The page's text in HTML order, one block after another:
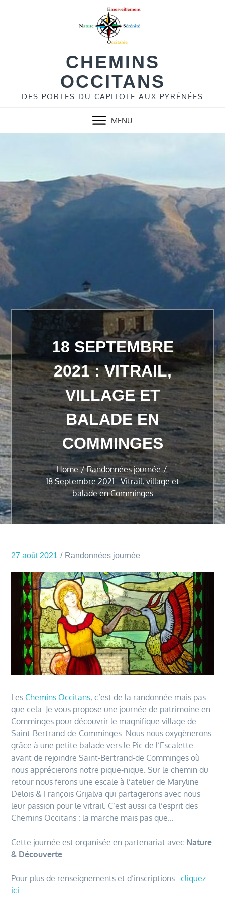
CHEMINS
OCCITANS
DES PORTES DU CAPITOLE AUX PYRÉNÉES
MENU
18 SEPTEMBRE
2021 : VITRAIL,
VILLAGE ET
BALADE EN
COMMINGES
Home
Randonnées journée
18 Septembre 2021 : Vitrail, village et
balade en Comminges
27 août 2021 Randonnées journée
Les Chemins Occitans, c’est de la randonnée mais pas
que cela. Je vous propose une journée de patrimoine en
Comminges pour découvrir le magnifique village de
Saint-Bertrand-de-Comminges. Nous nous oxygènerons
grâce à une petite balade vers le Pic de l’Escalette
avant de rejoindre Saint-Bertrand-de Comminges où
nous apprécierons notre pique-nique. Sur le chemin du
retour nous ferons une escale à l’atelier de Maryline
Delois & François Grijalva qui partagerons avec nous
leur passion pour le vitrail. C’est aussi ça l’esprit des
Chemins Occitans : la marche mais pas que…
Cette journée est organisée en partenariat avec Nature
& Découverte
Pour plus de renseignements et d’inscriptions :cliquez
ici